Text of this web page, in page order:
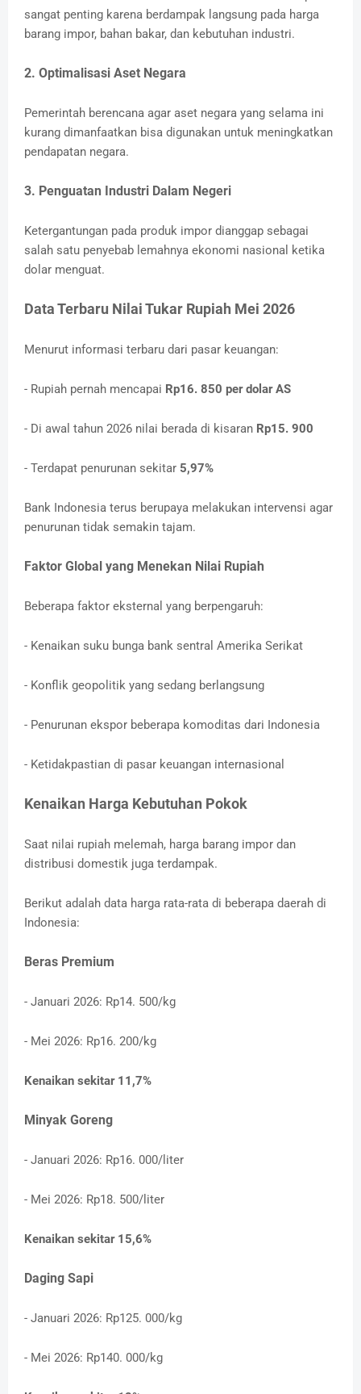
sangat penting karena berdampak langsung pada harga
barang impor, bahan bakar, dan kebutuhan industri.
2. Optimalisasi Aset Negara
Pemerintah berencana agar aset negara yang selama ini
kurang dimanfaatkan bisa digunakan untuk meningkatkan
pendapatan negara.
3. Penguatan Industri Dalam Negeri
Ketergantungan pada produk impor dianggap sebagai
salah satu penyebab lemahnya ekonomi nasional ketika
dolar menguat.
Data Terbaru Nilai Tukar Rupiah Mei 2026
Menurut informasi terbaru dari pasar keuangan:
- Rupiah pernah mencapai Rp16. 850 per dolar AS
- Di awal tahun 2026 nilai berada di kisaran Rp15. 900
- Terdapat penurunan sekitar 5,97%
Bank Indonesia terus berupaya melakukan intervensi agar
penurunan tidak semakin tajam.
Faktor Global yang Menekan Nilai Rupiah
Beberapa faktor eksternal yang berpengaruh:
- Kenaikan suku bunga bank sentral Amerika Serikat
- Konflik geopolitik yang sedang berlangsung
- Penurunan ekspor beberapa komoditas dari Indonesia
- Ketidakpastian di pasar keuangan internasional
Kenaikan Harga Kebutuhan Pokok
Saat nilai rupiah melemah, harga barang impor dan
distribusi domestik juga terdampak.
Berikut adalah data harga rata-rata di beberapa daerah di
Indonesia:
Beras Premium
- Januari 2026: Rp14. 500/kg
- Mei 2026: Rp16. 200/kg
Kenaikan sekitar 11,7%
Minyak Goreng
- Januari 2026: Rp16. 000/liter
- Mei 2026: Rp18. 500/liter
Kenaikan sekitar 15,6%
Daging Sapi
- Januari 2026: Rp125. 000/kg
- Mei 2026: Rp140. 000/kg